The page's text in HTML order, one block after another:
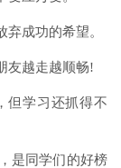
成功的希望。
友越走越顺畅!
但学习还抓得不
是同学们的好榜